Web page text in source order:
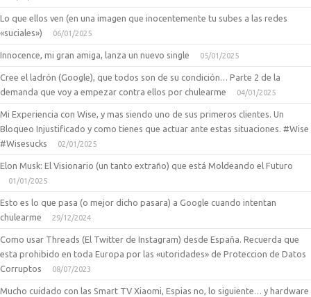
Lo que ellos ven (en una imagen que inocentemente tu subes a las redes
«suciales»)
06/01/2025
Innocence, mi gran amiga, lanza un nuevo single 05/01/2025
Cree el ladrón (Google), que todos son de su condición… Parte 2 de la
demanda que voy a empezar contra ellos por chulearme
04/01/2025
Mi Experiencia con Wise, y mas siendo uno de sus primeros clientes. Un
Bloqueo Injustificado y como tienes que actuar ante estas situaciones. #Wise
#Wisesucks
02/01/2025
Elon Musk: El Visionario (un tanto extraño) que está Moldeando el Futuro
01/01/2025
Esto es lo que pasa (o mejor dicho pasara) a Google cuando intentan
chulearme
29/12/2024
Como usar Threads (El Twitter de Instagram) desde España. Recuerda que
esta prohibido en toda Europa por las «utoridades» de Proteccion de Datos
Corruptos
08/07/2023
Mucho cuidado con las Smart TV Xiaomi, Espias no, lo siguiente… y hardware